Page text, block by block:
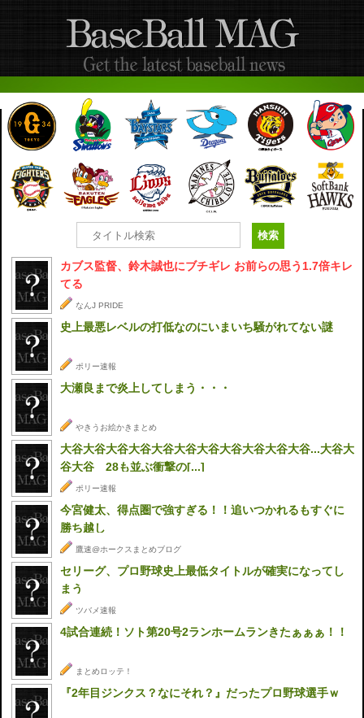
カブス監督、鈴木誠也にブチギレ お前らの思う1.7倍キレ
てる
なんJ PRIDE
史上最悪レベルの打低なのにいまいち騒がれてない謎
ポリー速報
大瀬良まで炎上してしまう・・・
やきうお絵かきまとめ
大谷大谷大谷大谷大谷大谷大谷大谷大谷大谷大谷...大谷大
谷大谷 28も並ぶ衝撃の[...]
ポリー速報
今宮健太、得点圏で強すぎる！！追いつかれるもすぐに
勝ち越し
鷹速@ホークスまとめブログ
セリーグ、プロ野球史上最低タイトルが確実になってし
まう
ツバメ速報
4試合連続！ソト第20号2ランホームランきたぁぁぁ！！
まとめロッテ！
『2年目ジンクス？なにそれ？』だったプロ野球選手ｗ